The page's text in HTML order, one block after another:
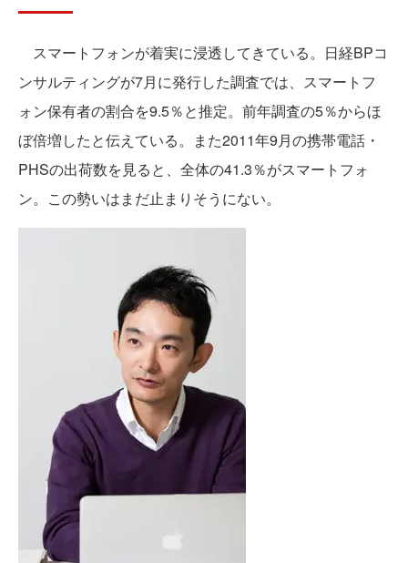
スマートフォンが着実に浸透してきている。日経BPコ
ンサルティングが7月に発行した調査では、スマートフ
ォン保有者の割合を9.5％と推定。前年調査の5％からほ
ぼ倍増したと伝えている。また2011年9月の携帯電話・
PHSの出荷数を見ると、全体の41.3％がスマートフォ
ン。この勢いはまだ止まりそうにない。